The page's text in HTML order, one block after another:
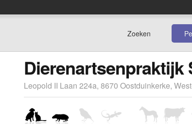
Zoeken
Dierenartsenpraktijk
Leopold II Laan 224a, 8670 Oostduinkerke,